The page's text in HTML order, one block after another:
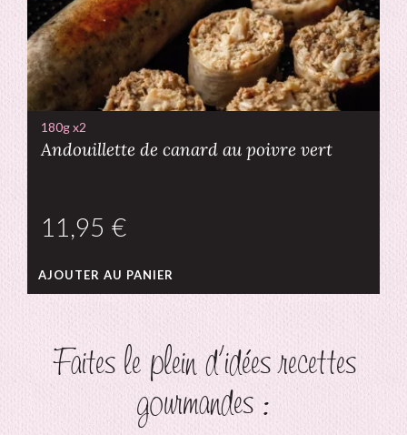
180g x2
Andouillette de canard au poivre vert
€
AJOUTER AU PANIER
Faites le plein d'idées recettes
gourmandes :